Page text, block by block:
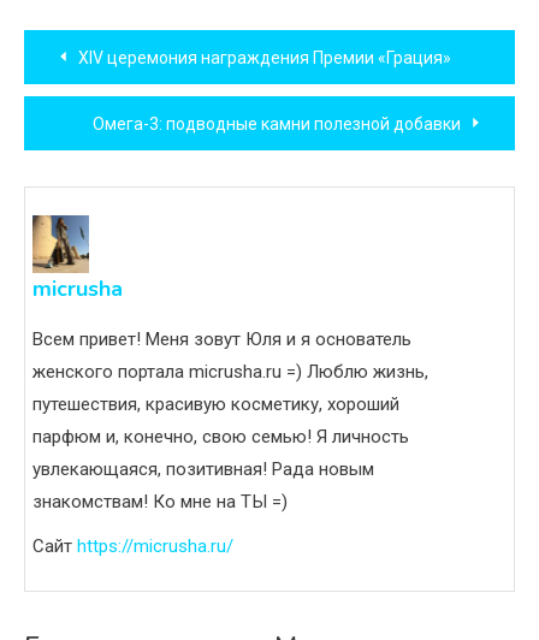
Навигация
по
записям
XIV церемония награждения Премии «Грация»
Омега-3: подводные камни полезной добавки
micrusha
Всем привет! Меня зовут Юля и я основатель
женского портала micrusha.ru =) Люблю жизнь,
путешествия, красивую косметику, хороший
парфюм и, конечно, свою семью! Я личность
увлекающаяся, позитивная! Рада новым
знакомствам! Ко мне на ТЫ =)
Сайт https://micrusha.ru/